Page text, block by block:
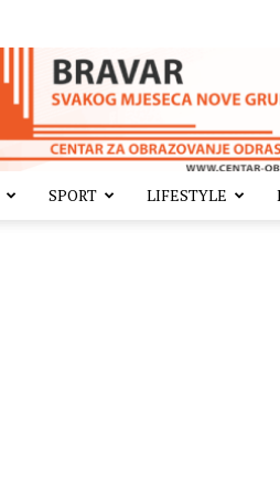
SPORT LIFESTYLE